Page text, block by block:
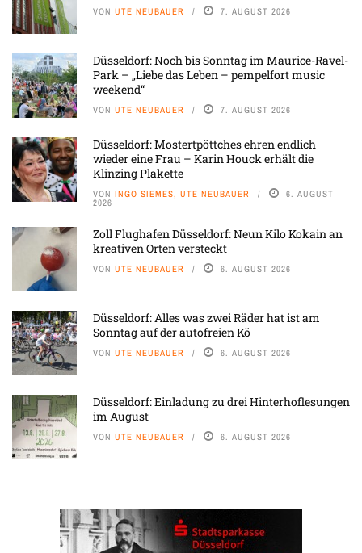
VON UTE NEUBAUER 7. AUGUST 2026
Düsseldorf: Noch bis Sonntag im Maurice-Ravel-
Park – „Liebe das Leben – pempelfort music
weekend“
VON UTE NEUBAUER 7. AUGUST 2026
Düsseldorf: Mostertpöttches ehren endlich
wieder eine Frau – Karin Houck erhält die
Klinzing Plakette
VON INGO SIEMES, UTE NEUBAUER 6. AUGUST
2026
Zoll Flughafen Düsseldorf: Neun Kilo Kokain an
kreativen Orten versteckt
VON UTE NEUBAUER 6. AUGUST 2026
Düsseldorf: Alles was zwei Räder hat ist am
Sonntag auf der autofreien Kö
VON UTE NEUBAUER 6. AUGUST 2026
Düsseldorf: Einladung zu drei Hinterhoflesungen
im August
VON UTE NEUBAUER 6. AUGUST 2026